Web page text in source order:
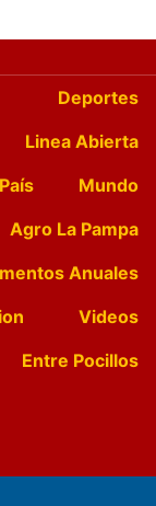
Deportes
Linea Abierta
País
Mundo
Agro La Pampa
Anuales
Videos
Entre Pocillos